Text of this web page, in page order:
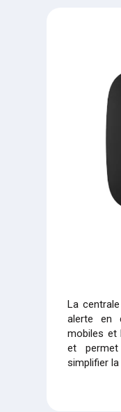
La
alerte en
mobiles et
et
simplifier